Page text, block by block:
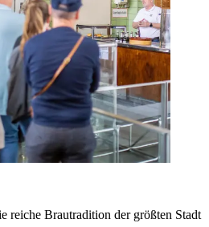
reiche Brautradition der größten Stadt